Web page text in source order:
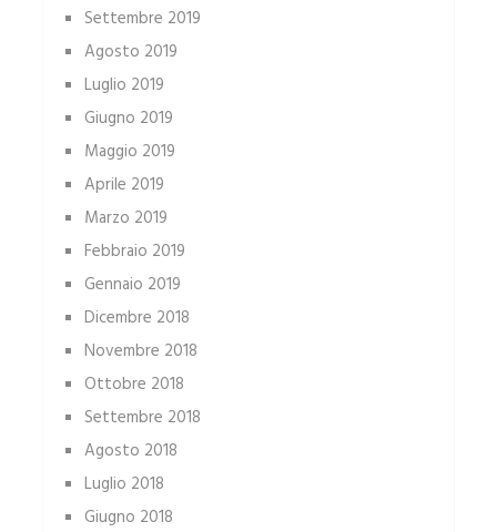
Settembre 2019
Agosto 2019
Luglio 2019
Giugno 2019
Maggio 2019
Aprile 2019
Marzo 2019
Febbraio 2019
Gennaio 2019
Dicembre 2018
Novembre 2018
Ottobre 2018
Settembre 2018
Agosto 2018
Luglio 2018
Giugno 2018